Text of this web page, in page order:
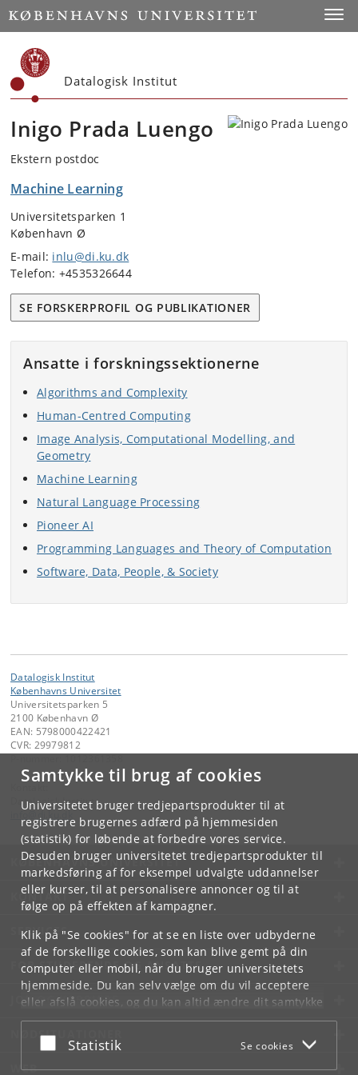
Samtykke til brug af cookies
Universitetet bruger tredjepartsprodukter til at
registrere brugernes adfærd på hjemmesiden
(statistik) for løbende at forbedre vores service.
Desuden bruger universitetet tredjepartsprodukter til
markedsføring af for eksempel udvalgte uddannelser
eller kurser, til at personalisere annoncer og til at
følge op på effekten af kampagner.
Klik på "Se cookies" for at se en liste over udbyderne
af de forskellige cookies, som kan blive gemt på din
computer eller mobil, når du bruger universitetets
hjemmeside. Du kan selv vælge om du vil acceptere
eller afslå cookies, og du kan altid ændre dit samtykke
underCookie- og privatlivspolitiksom du finder i
bunden af hver side.
Acceptér eller afslå
Statistik Se cookies
Start
Datalogisk Institut
Inigo Prada Luengo
Ekstern postdoc
Machine Learning
Universitetsparken 1
København Ø
E-mail: inlu@di.ku.dk
Telefon: +4535326644
SE FORSKERPROFIL OG PUBLIKATIONER
Ansatte i forskningssektionerne
Algorithms and Complexity
Human-Centred Computing
Image Analysis, Computational Modelling, and
Geometry
Machine Learning
Natural Language Processing
Pioneer AI
Programming Languages and Theory of Computation
Software, Data, People, & Society
Datalogisk Institut
Københavns Universitet
Universitetsparken 5
2100 København Ø
EAN: 5798000422421
CVR: 29979812
Datalogisk Institut
KØBENHAVNS UNIVERSITET
KONTAKT
SERVICES
FOR STUDERENDE OG ANSATTE
JOB OG KARRIERE
NØDSITUATIONER
WEB